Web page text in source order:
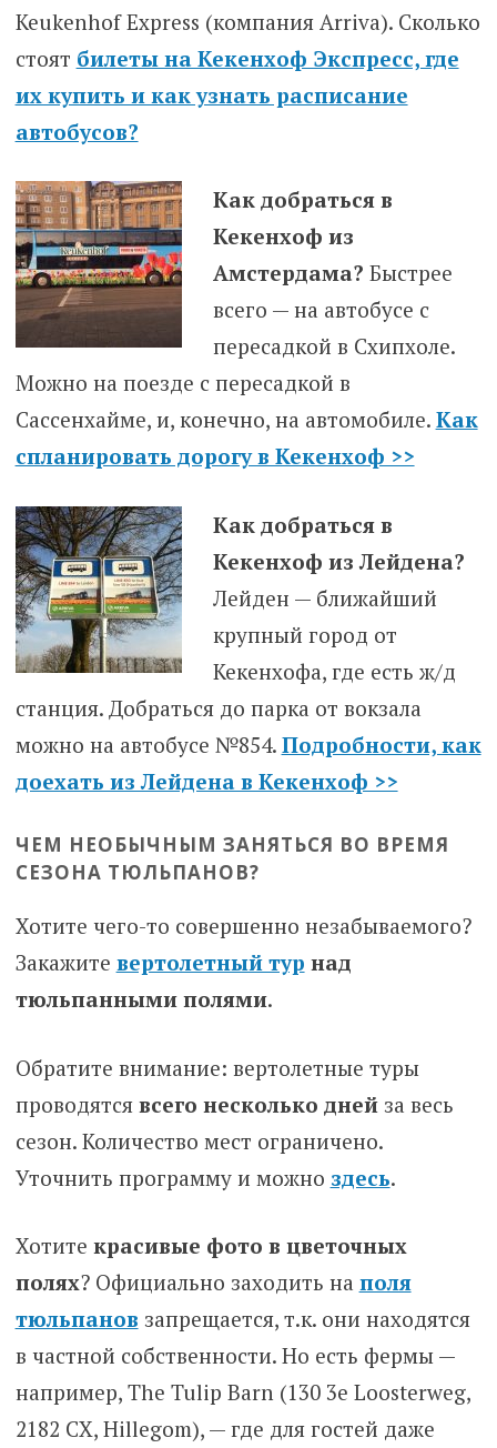
Keukenhof Express (компания Arriva). Сколько
стоят билеты на Кекенхоф Экспресс, где
их купить и как узнать расписание
автобусов?
Как добраться в
Кекенхоф из
Амстердама? Быстрее
всего — на автобусе с
пересадкой в Схипхоле.
Можно на поезде с пересадкой в
Сассенхайме, и, конечно, на автомобиле. Как
спланировать дорогу в Кекенхоф >>
Как добраться в
Кекенхоф из Лейдена?
Лейден — ближайший
крупный город от
Кекенхофа, где есть ж/д
станция. Добраться до парка от вокзала
можно на автобусе №854. Подробности, как
доехать из Лейдена в Кекенхоф >>
ЧЕМ НЕОБЫЧНЫМ ЗАНЯТЬСЯ ВО ВРЕМЯ
СЕЗОНА ТЮЛЬПАНОВ?
Хотите чего-то совершенно незабываемого?
Закажите вертолетный тур над
тюльпанными полями.
Обратите внимание: вертолетные туры
проводятся всего несколько днейза весь
сезон. Количество мест ограничено.
Уточнить программу и можно здесь.
Хотите красивые фото в цветочных
полях? Официально заходить на поля
тюльпанов запрещается, т.к. они находятся
в частной собственности. Но есть фермы —
например, The Tulip Barn (130 3e Loosterweg,
2182 CX, Hillegom), — где для гостей даже